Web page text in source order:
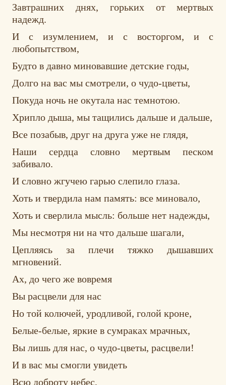
Завтрашних днях, горьких от мертвых
надежд.
И с изумлением, и с восторгом, и с
любопытством,
Будто в давно миновавшие детские годы,
Долго на вас мы смотрели, о чудо-цветы,
Покуда ночь не окутала нас темнотою.
Хрипло дыша, мы тащились дальше и дальше,
Все позабыв, друг на друга уже не глядя,
Наши сердца словно мертвым песком
забивало.
И словно жгучею гарью слепило глаза.
Хоть и твердила нам память: все миновало,
Хоть и сверлила мысль: больше нет надежды,
Мы несмотря ни на что дальше шагали,
Цепляясь за плечи тяжко дышавших
мгновений.
Ах, до чего же вовремя
Вы расцвели для нас
Но той колючей, уродливой, голой кроне,
Белые-белые, яркие в сумраках мрачных,
Вы лишь для нас, о чудо-цветы, расцвели!
И в вас мы смогли увидеть
Всю доброту небес,